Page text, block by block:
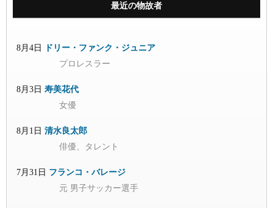
最近の物故者
8月4日
ドリー・ファンク・ジュニア
プロレスラー
8月3日 寿美花代
女優
8月1日 清水良太郎
俳優、タレント
7月31日 フランコ・バレージ
元 男子サッカー選手